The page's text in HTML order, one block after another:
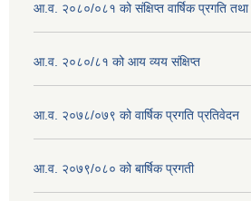
आ.व. २०८०/०८१ को संक्षिप्त वार्षिक प्रगति
आ.व. २०८०/८१ को आय व्यय संक्षिप्त
आ.व. २०७८/०७९ को वार्षिक प्रगति प्रतिवेदन
आ.व. २०७९/०८० को बार्षिक प्रगती